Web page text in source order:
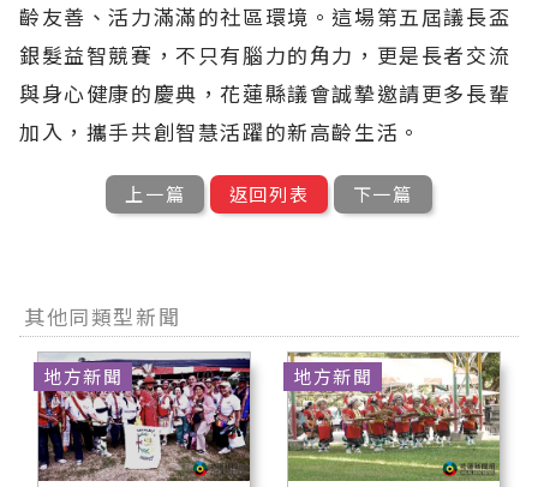
齡友善、活力滿滿的社區環境。這場第五屆議長盃
銀髮益智競賽，不只有腦力的角力，更是長者交流
與身心健康的慶典，花蓮縣議會誠摯邀請更多長輩
加入，攜手共創智慧活躍的新高齡生活。
上一篇 返回列表 下一篇
其他同類型新聞
地方新聞 地方新聞